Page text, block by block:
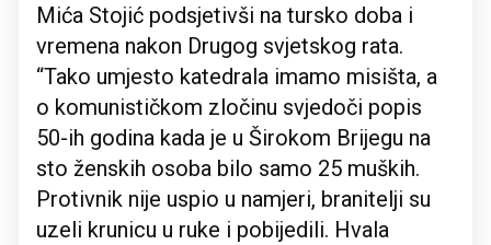
Mića Stojić podsjetivši na tursko doba i
vremena nakon Drugog svjetskog rata.
“Tako umjesto katedrala imamo misišta, a
o komunističkom zločinu svjedoči popis
50-ih godina kada je u Širokom Brijegu na
sto ženskih osoba bilo samo 25 muških.
Protivnik nije uspio u namjeri, branitelji su
uzeli krunicu u ruke i pobijedili. Hvala